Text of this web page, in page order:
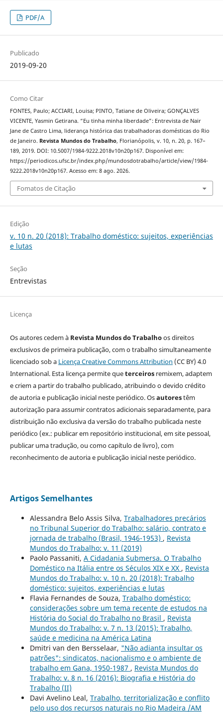
PDF/A
Publicado
2019-09-20
Como Citar
FONTES, Paulo; ACCIARI, Louisa; PINTO, Tatiane de Oliveira; GONÇALVES
VICENTE, Yasmin Getirana. “Eu tinha minha liberdade”: Entrevista de Nair
Jane de Castro Lima, liderança histórica das trabalhadoras domésticas do Rio
de Janeiro. Revista Mundos do Trabalho, Florianópolis, v. 10, n. 20, p. 167–
189, 2019. DOI: 10.5007/1984-9222.2018v10n20p167. Disponível em:
https://periodicos.ufsc.br/index.php/mundosdotrabalho/article/view/1984-
9222.2018v10n20p167. Acesso em: 8 ago. 2026.
Fomatos de Citação
Edição
v. 10 n. 20 (2018): Trabalho doméstico: sujeitos, experiências
e lutas
Seção
Entrevistas
Licença
Os autores cedem à Revista Mundos do Trabalhoos direitos
exclusivos de primeira publicação, com o trabalho simultaneamente
licenciado sob a Licença Creative Commons Attribution (CC BY) 4.0
International. Esta licença permite queterceirosremixem, adaptem
e criem a partir do trabalho publicado, atribuindo o devido crédito
de autoria e publicação inicial neste periódico. Osautorestêm
autorização para assumir contratos adicionais separadamente, para
distribuição não exclusiva da versão do trabalho publicada neste
periódico (ex.: publicar em repositório institucional, em site pessoal,
publicar uma tradução, ou como capítulo de livro), com
reconhecimento de autoria e publicação inicial neste periódico.
Artigos Semelhantes
Alessandra Belo Assis Silva, Trabalhadores precários
no Tribunal Superior do Trabalho: salário, contrato e
jornada de trabalho (Brasil, 1946-1953) , Revista
Mundos do Trabalho: v. 11 (2019)
Paolo Passaniti, A Cidadania Submersa. O Trabalho
Doméstico na Itália entre os Séculos XIX e XX , Revista
Mundos do Trabalho: v. 10 n. 20 (2018): Trabalho
doméstico: sujeitos, experiências e lutas
Flavia Fernandes de Souza, Trabalho doméstico:
considerações sobre um tema recente de estudos na
História do Social do Trabalho no Brasil , Revista
Mundos do Trabalho: v. 7 n. 13 (2015): Trabalho,
saúde e medicina na América Latina
Dmitri van den Bersselaar, "Não adianta insultar os
patrões": sindicatos, nacionalismo e o ambiente de
trabalho em Gana, 1950-1987 , Revista Mundos do
Trabalho: v. 8 n. 16 (2016): Biografia e História do
Trabalho (II)
Davi Avelino Leal, Trabalho, territorialização e conflito
pelo uso dos recursos naturais no Rio Madeira /AM